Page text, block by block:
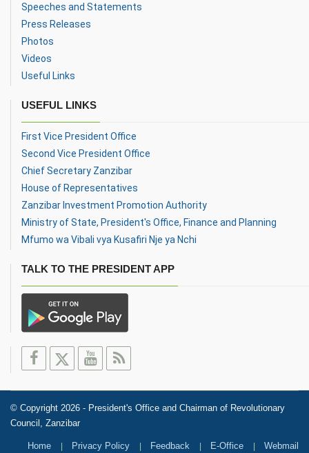
Speeches and Statements
Press Releases
Photos
Videos
Useful Links
USEFUL LINKS
First Vice President Office
Second Vice President Office
Chief Secretary Zanzibar
House of Representatives
Zanzibar Investment Promotion Authority
Ministry of State, President's Office, Finance and Planning
Mfumo wa Vibali vya Kusafiri Nje ya Nchi
TALK TO THE PRESIDENT APP
© Copyright 2026 - President's Office and Chairman of Revolutionary
Council, Zanzibar
Home Privacy Policy Feedback E-Office Webmail